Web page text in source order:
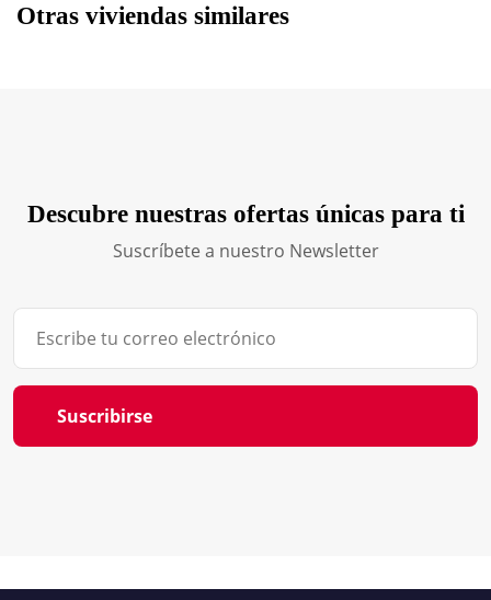
Otras viviendas similares
Descubre nuestras ofertas únicas para ti
Suscríbete a nuestro Newsletter
Suscribirse